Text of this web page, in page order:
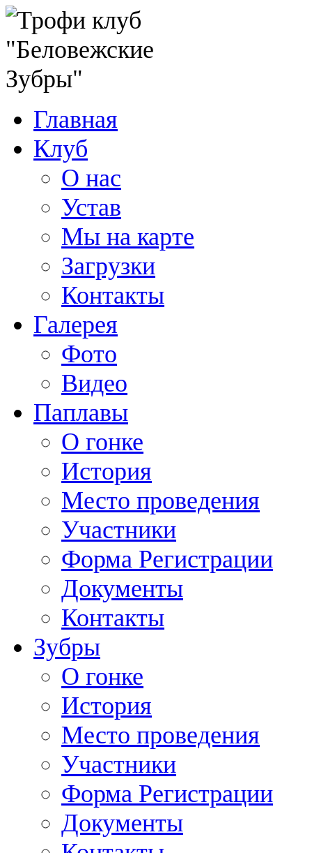
Главная
Клуб
О нас
Устав
Мы на карте
Загрузки
Контакты
Галерея
Фото
Видео
Паплавы
О гонке
История
Место проведения
Участники
Форма Регистрации
Документы
Контакты
Зубры
О гонке
История
Место проведения
Участники
Форма Регистрации
Документы